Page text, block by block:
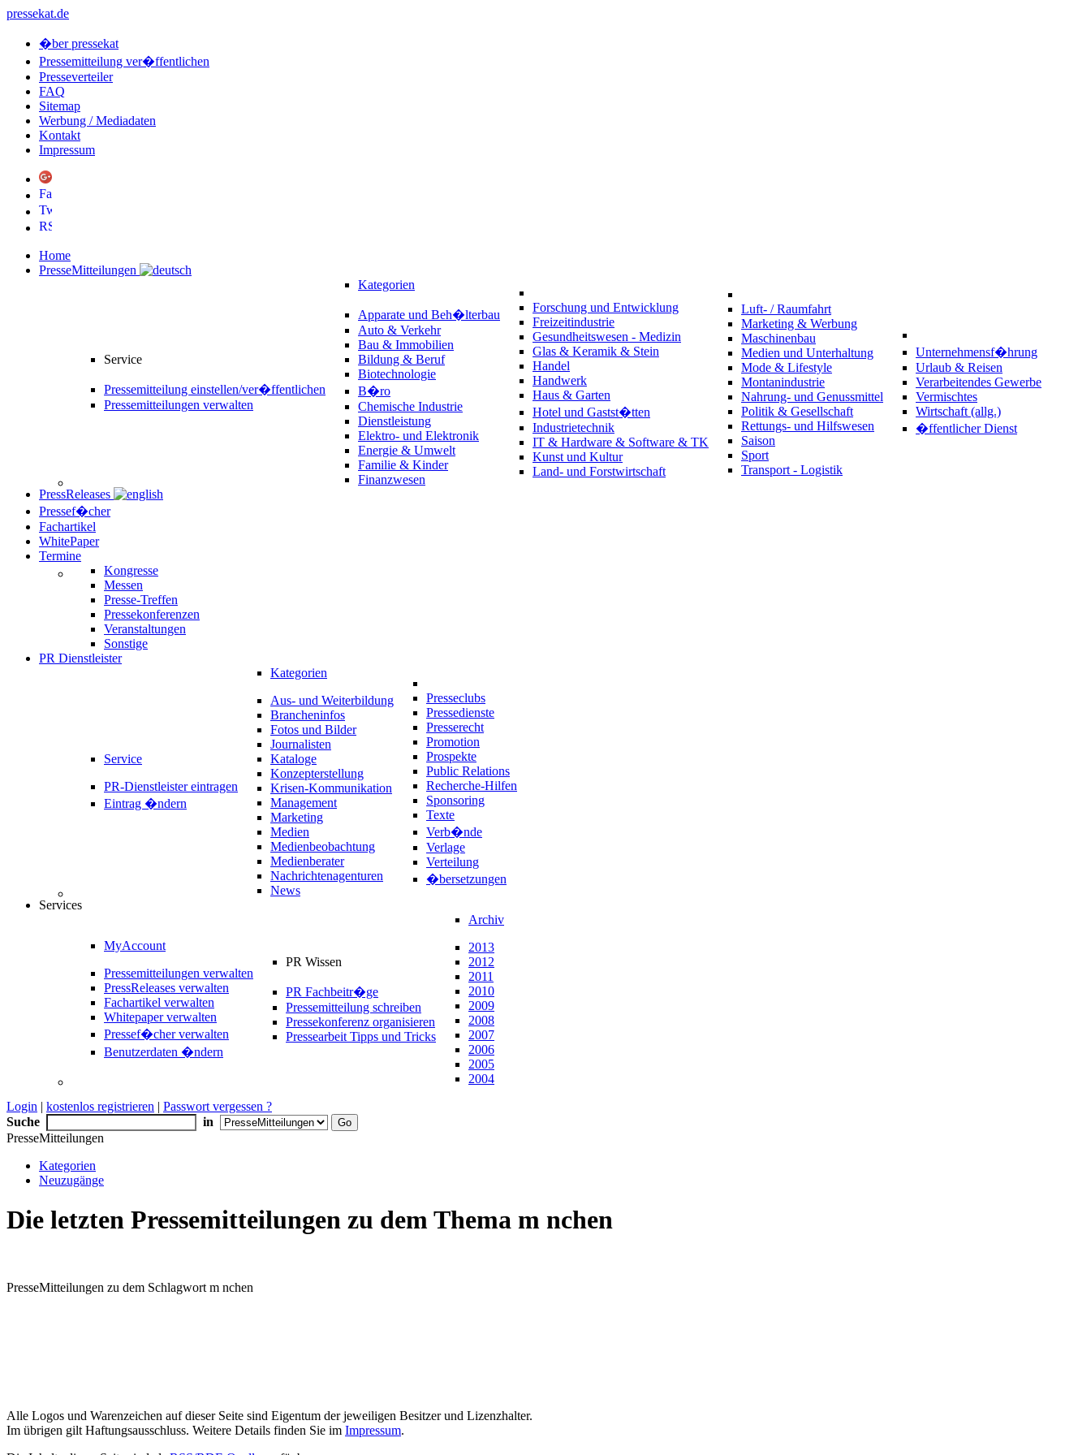
pressekat.de
�ber pressekat
Pressemitteilung ver�ffentlichen
Presseverteiler
FAQ
Sitemap
Werbung / Mediadaten
Kontakt
Impressum
Home
PresseMitteilungen
Service
Pressemitteilung einstellen/ver�ffentlichen
Pressemitteilungen verwalten
Kategorien
Apparate und Beh�lterbau
Auto & Verkehr
Bau & Immobilien
Bildung & Beruf
Biotechnologie
B�ro
Chemische Industrie
Dienstleistung
Elektro- und Elektronik
Energie & Umwelt
Familie & Kinder
Finanzwesen
Forschung und Entwicklung
Freizeitindustrie
Gesundheitswesen - Medizin
Glas & Keramik & Stein
Handel
Handwerk
Haus & Garten
Hotel und Gastst�tten
Industrietechnik
IT & Hardware & Software & TK
Kunst und Kultur
Land- und Forstwirtschaft
Luft- / Raumfahrt
Marketing & Werbung
Maschinenbau
Medien und Unterhaltung
Mode & Lifestyle
Montanindustrie
Nahrung- und Genussmittel
Politik & Gesellschaft
Rettungs- und Hilfswesen
Saison
Sport
Transport - Logistik
Unternehmensf�hrung
Urlaub & Reisen
Verarbeitendes Gewerbe
Vermischtes
Wirtschaft (allg.)
�ffentlicher Dienst
PressReleases
Pressef�cher
Fachartikel
WhitePaper
Termine
Kongresse
Messen
Presse-Treffen
Pressekonferenzen
Veranstaltungen
Sonstige
PR Dienstleister
Service
PR-Dienstleister eintragen
Eintrag �ndern
Kategorien
Aus- und Weiterbildung
Brancheninfos
Fotos und Bilder
Journalisten
Kataloge
Konzepterstellung
Krisen-Kommunikation
Management
Marketing
Medien
Medienbeobachtung
Medienberater
Nachrichtenagenturen
News
Presseclubs
Pressedienste
Presserecht
Promotion
Prospekte
Public Relations
Recherche-Hilfen
Sponsoring
Texte
Verb�nde
Verlage
Verteilung
�bersetzungen
Services
MyAccount
Pressemitteilungen verwalten
PressReleases verwalten
Fachartikel verwalten
Whitepaper verwalten
Pressef�cher verwalten
Benutzerdaten �ndern
PR Wissen
PR Fachbeitr�ge
Pressemitteilung schreiben
Pressekonferenz organisieren
Pressearbeit Tipps und Tricks
Archiv
2013
2012
2011
2010
2009
2008
2007
2006
2005
2004
Login | kostenlos registrieren | Passwort vergessen ?
Suche
in
PresseMitteilungen
Kategorien
Neuzugänge
Die letzten Pressemitteilungen zu dem Thema m nchen
PresseMitteilungen zu dem Schlagwort m nchen
Alle Logos und Warenzeichen auf dieser Seite sind Eigentum der jeweiligen Besitzer und Lizenzhalter.
Im übrigen gilt Haftungsausschluss. Weitere Details finden Sie im Impressum.